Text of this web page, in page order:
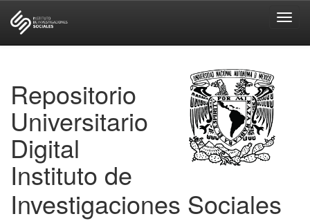
Repositorio
Universitario
Digital
Instituto de
Investigaciones Sociales